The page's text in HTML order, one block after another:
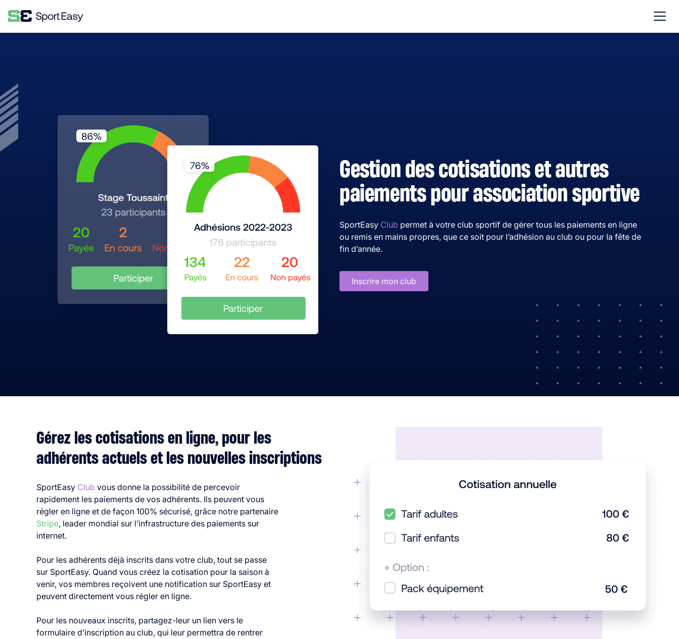
Gestion des cotisations et autres
paiements pour association sportive
SportEasy Club permet à votre club sportif de gérer tous les paiements en ligne
ou remis en mains propres, que ce soit pour l’adhésion au club ou pour la fête de
fin d’année.
Inscrire mon club
Gérez les cotisations en ligne, pour les
adhérents actuels et les nouvelles inscriptions
SportEasy Club vous donne la possibilité de percevoir
rapidement les paiements de vos adhérents. Ils peuvent vous
régler en ligne et de façon 100% sécurisé, grâce notre partenaire
Stripe, leader mondial sur l’infrastructure des paiements sur
internet.
Pour les adhérents déjà inscrits dans votre club, tout se passe
sur SportEasy. Quand vous créez la cotisation pour la saison à
venir, vos membres reçoivent une notification sur SportEasy et
peuvent directement vous régler en ligne.
Pour les nouveaux inscrits, partagez-leur un lien vers le
formulaire d’inscription au club, qui leur permettra de rentrer